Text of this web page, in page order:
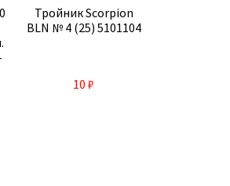
Тройник Scorpion
BLN № 4 (25) 5101104
10₽